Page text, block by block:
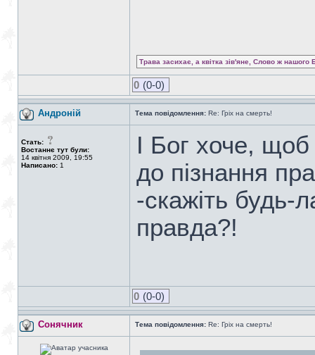
Трава засихає, а квітка зів'яне, Слово ж нашого
0 (0-0)
Андроній Тема повідомлення: Re: Гріх на смерть!
Стать:
Востаннє тут були:
14 квітня 2009, 19:55
Написано: 1
І Бог хоче,
до пізнання
-скажіть будь-
правда?!
0 (0-0)
Сонячник Тема повідомлення: Re: Гріх на смерть!